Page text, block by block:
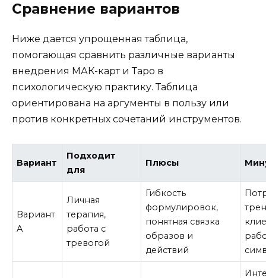
Сравнение вариантов
Ниже дается упрощенная таблица,
помогающая сравнить различные варианты
внедрения МАК-карт и Таро в
психологическую практику. Таблица
ориентирована на аргументы в пользу или
против конкретных сочетаний инструментов.
Вариант
Подходит
для
Плюсы
Вариант
A
Личная
терапия,
работа с
тревогой
Гибкость
формулировок,
понятная связка
образов и
действий